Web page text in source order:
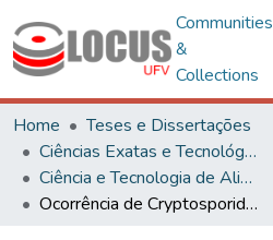
Communities
&
Collections
Home
Teses e Dissertações
Ciências Exatas e Tecnológicas
Ciência e Tecnologia de Alimentos
Ocorrência de Cryptosporidium spp. na cadeia produtiva de alface (Lactuca sativa L.), sua captura e retenção por biofilmes de Pseudomonas fluorescens e seu controle por surfactantes